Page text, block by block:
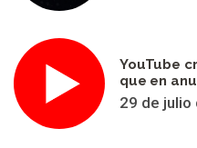
YouTube
que en
29 de julio